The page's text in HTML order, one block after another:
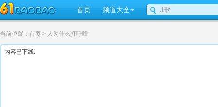
首页 频道大全
当前位置： 首页 > 人为什么打呼噜
内容已下线.